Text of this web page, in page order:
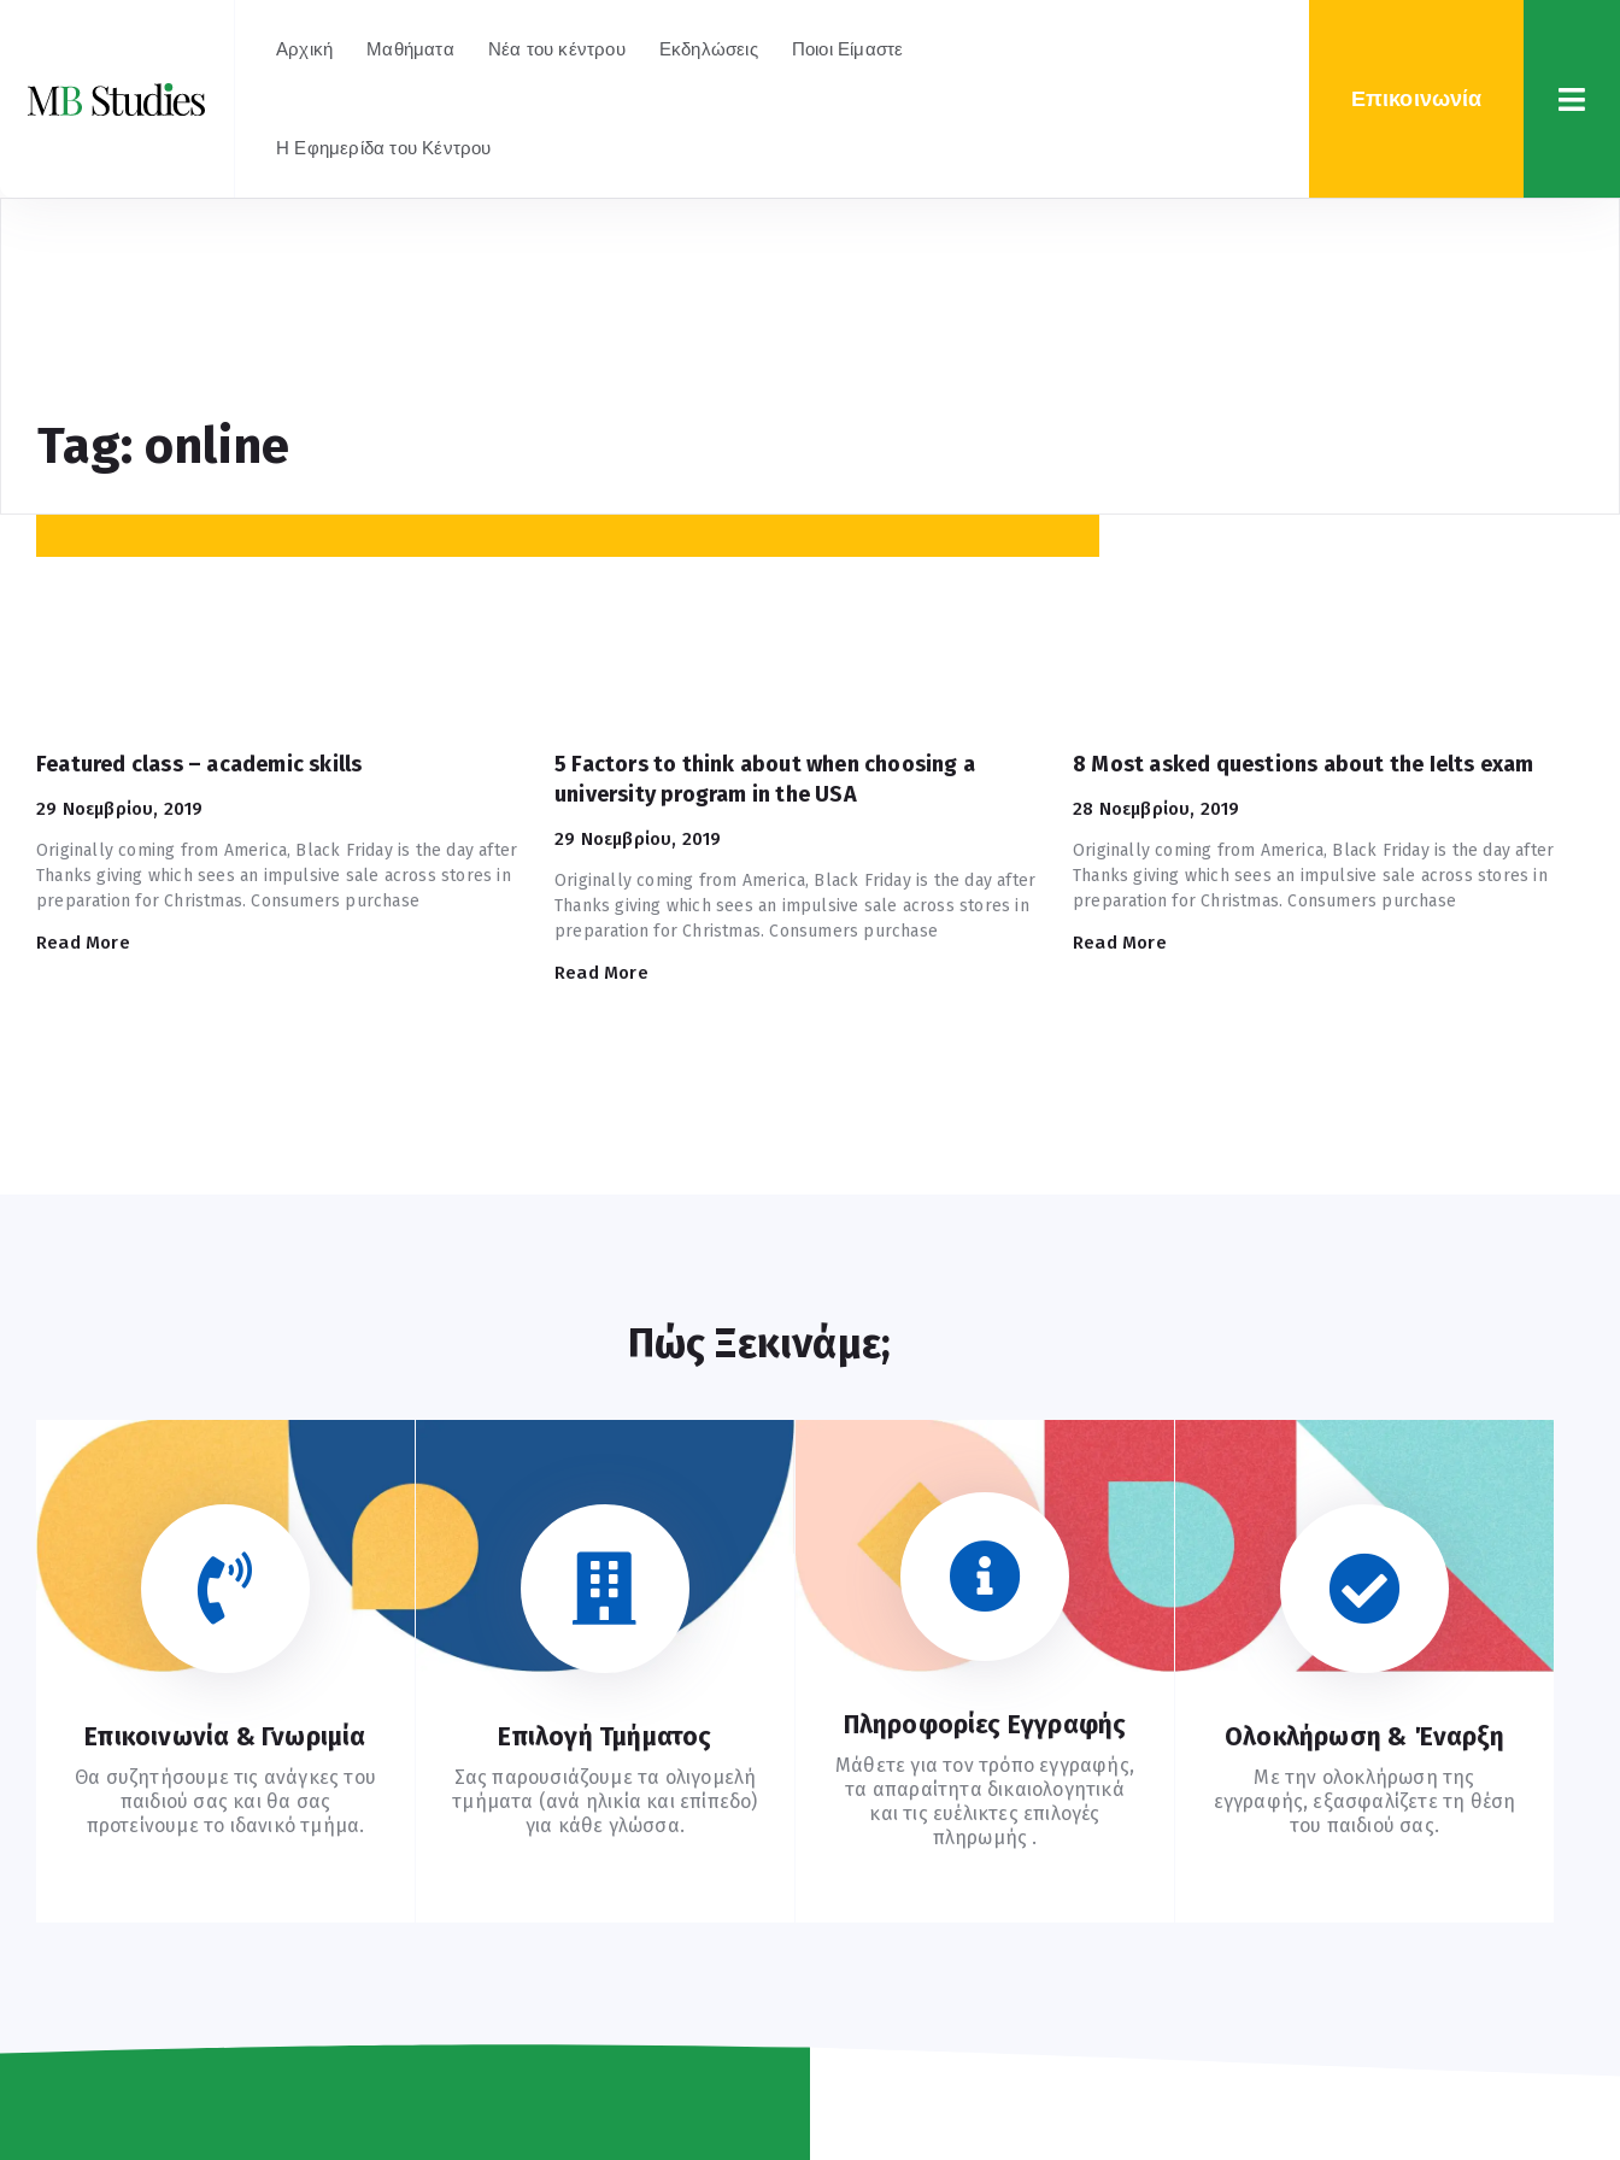
Αρχική Μαθήματα Νέα του κέντρου Εκδηλώσεις Ποιοι Είμαστε
Η Εφημερίδα του Κέντρου
Επικοινωνία
Tag: online
Featured class – academic skills
29 Νοεμβρίου, 2019
Originally coming from America, Black Friday is the day after
Thanks giving which sees an impulsive sale across stores in
preparation for Christmas. Consumers purchase
Read More
5 Factors to think about when choosing a
university program in the USA
29 Νοεμβρίου, 2019
Originally coming from America, Black Friday is the day after
Thanks giving which sees an impulsive sale across stores in
preparation for Christmas. Consumers purchase
Read More
8 Most asked questions about the Ielts exam
28 Νοεμβρίου, 2019
Originally coming from America, Black Friday is the day after
Thanks giving which sees an impulsive sale across stores in
preparation for Christmas. Consumers purchase
Read More
Πώς Ξεκινάμε;
Επικοινωνία & Γνωριμία
Θα συζητήσουμε τις ανάγκες του
παιδιού σας και θα σας
προτείνουμε το ιδανικό τμήμα.
Επιλογή Τμήματος
Σας παρουσιάζουμε τα ολιγομελή
τμήματα (ανά ηλικία και επίπεδο)
για κάθε γλώσσα.
Πληροφορίες Εγγραφής
Μάθετε για τον τρόπο εγγραφής,
τα απαραίτητα δικαιολογητικά
και τις ευέλικτες επιλογές
πληρωμής .
Ολοκλήρωση & Έναρξη
Με την ολοκλήρωση της
εγγραφής, εξασφαλίζετε τη θέση
του παιδιού σας.